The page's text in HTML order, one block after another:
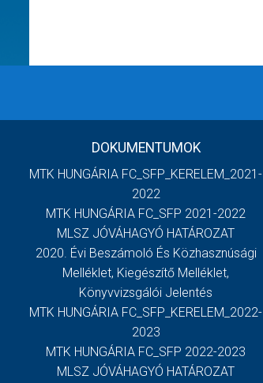
DOKUMENTUMOK
MTK HUNGÁRIA FC_SFP_KERELEM_2021-
2022
MTK HUNGÁRIA FC_SFP 2021-2022
MLSZ JÓVÁHAGYÓ HATÁROZAT
2020. Évi Beszámoló És Közhasznúsági
Melléklet, Kiegészítő Melléklet,
Könyvvizsgálói Jelentés
MTK HUNGÁRIA FC_SFP_KERELEM_2022-
2023
MTK HUNGÁRIA FC_SFP 2022-2023
MLSZ JÓVÁHAGYÓ HATÁROZAT